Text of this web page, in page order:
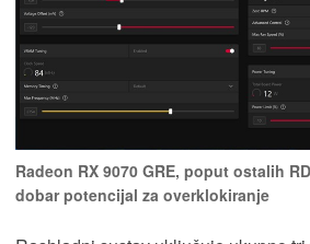
Radeon RX 9070 GRE, poput ostalih
dobar potencijal za overklokiranje